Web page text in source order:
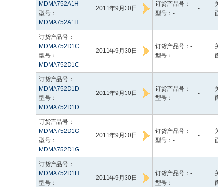
MDMA752A1H
型号：
MDMA752A1H
2011年9月30日
订货产品号：-
型号：-
-
订货产品号：
MDMA752D1C
型号：
MDMA752D1C
2011年9月30日
订货产品号：-
型号：-
-
订货产品号：
MDMA752D1D
型号：
MDMA752D1D
2011年9月30日
订货产品号：-
型号：-
-
订货产品号：
MDMA752D1G
型号：
MDMA752D1G
2011年9月30日
订货产品号：-
型号：-
-
订货产品号：
MDMA752D1H
型号：
2011年9月30日
订货产品号：-
型号：-
-